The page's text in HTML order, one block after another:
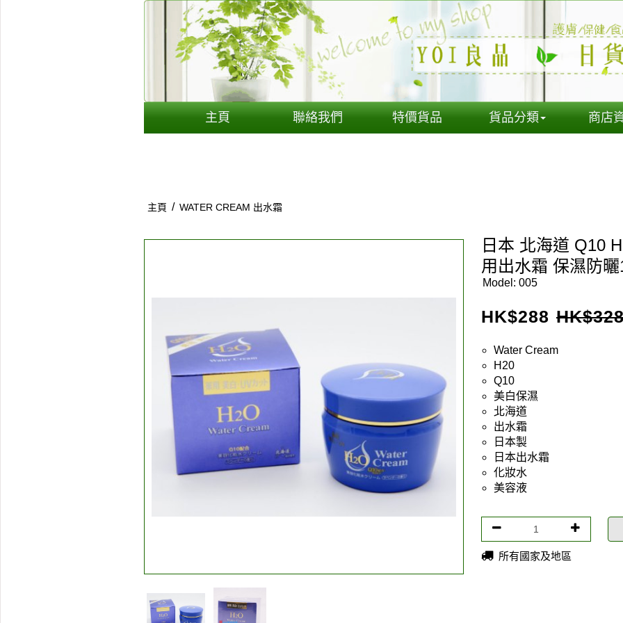
主頁 聯絡我們 特價貨品 貨品分類 商店
主頁 / WATER CREAM 出水霜
日本 北海道 Q10
用出水霜 保濕防曬
Model: 005
HK$288 HK$
Water Cream
H20
Q10
美白保濕
北海道
出水霜
日本製
日本出水霜
化妝水
美容液
所有國家及地區